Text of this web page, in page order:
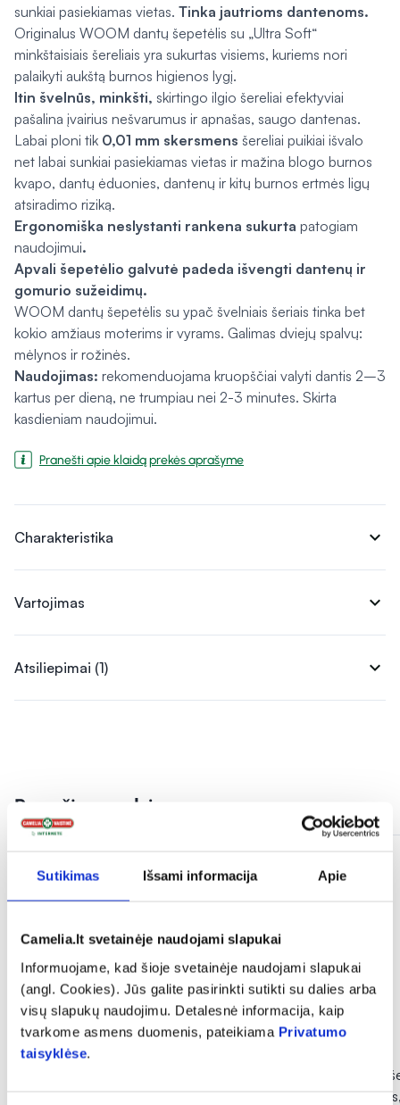
Sutikimas Išsami informacija Apie
Camelia.lt svetainėje naudojami slapukai
Informuojame, kad šioje svetainėje naudojami slapukai
(angl. Cookies). Jūs galite pasirinkti sutikti su dalies arba
visų slapukų naudojimu. Detalesnė informacija, kaip
tvarkome asmens duomenis, pateikiama Privatumo
taisyklėse.
sunkiai pasiekiamas vietas. Tinka jautrioms dantenoms.
Originalus WOOM dantų šepetėlis su „Ultra Soft“
minkštaisiais šereliais yra sukurtas visiems, kuriems nori
palaikyti aukštą burnos higienos lygį.
Itin švelnūs, minkšti, skirtingo ilgio šereliai efektyviai
pašalina įvairius nešvarumus ir apnašas, saugo dantenas.
Labai ploni tik 0,01 mm skersmens šereliai puikiai išvalo
net labai sunkiai pasiekiamas vietas ir mažina blogo burnos
kvapo, dantų ėduonies, dantenų ir kitų burnos ertmės ligų
atsiradimo riziką.
Ergonomiška neslystanti rankena sukurta patogiam
naudojimui.
Apvali šepetėlio galvutė padeda išvengti dantenų ir
gomurio sužeidimų.
WOOM dantų šepetėlis su ypač švelniais šeriais tinka bet
kokio amžiaus moterims ir vyrams. Galimas dviejų spalvų:
mėlynos ir rožinės.
Naudojimas: rekomenduojama kruopščiai valyti dantis 2–3
kartus per dieną, ne trumpiau nei 2-3 minutes. Skirta
kasdieniam naudojimui.
Pranešti apie klaidą prekės aprašyme
Charakteristika expand_more
Vartojimas expand_more
Atsiliepimai (1) expand_more
Panašios prekės
NORDICS dantų
bambukinis,